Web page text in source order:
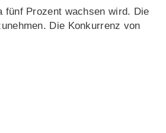
fünf Prozent wachsen wird. Die
Die Konkurrenz von